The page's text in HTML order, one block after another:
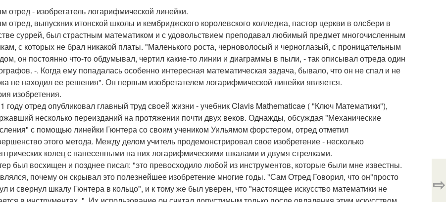
отред - изобретатель логарифмической линейки.
отред, выпускник итонской школы и кембриджского королевского колледжа, пастор церкви в олсбери в
суррей, был страстным математиком и с удовольствием преподавал любимый предмет многочисленным
с которых не брал никакой платы. "Маленького роста, черноволосый и черноглазый, с проницательным
он постоянно что-то обдумывал, чертил какие-то линии и диаграммы в пыли, - так описывал отреда один
-. Когда ему попадалась особенно интересная математическая задача, бывало, что он не спал и не
не находил ее решения". Он первым изобретателем логарифмической линейки является.
изобретения.
году отред опубликовал главный труд своей жизни - учебник Clavis Mathematicae ( "Ключ Математики"),
несколько переизданий на протяжении почти двух веков. Однажды, обсуждая "Механические
с помощью линейки Гюнтера со своим учеником Уильямом форстером, отред отметил
этого метода. Между делом учитель продемонстрировал свое изобретение - несколько
колец с нанесенными на них логарифмическими шкалами и двумя стрелками.
был восхищен и позднее писал: "это превосходило любой из инструментов, которые были мне известны.
почему он скрывал это полезнейшее изобретение многие годы. "Сам Отред Говорил, что он"просто
и свернул шкалу Гюнтера в кольцо", и к тому же был уверен, что "настоящее искусство математики не
⇨